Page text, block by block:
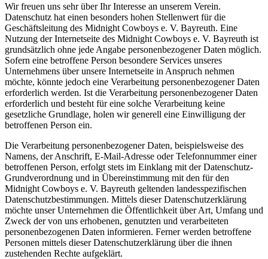
Wir freuen uns sehr über Ihr Interesse an unserem Verein.
Datenschutz hat einen besonders hohen Stellenwert für die
Geschäftsleitung des Midnight Cowboys e. V. Bayreuth. Eine
Nutzung der Internetseite des Midnight Cowboys e. V. Bayreuth ist
grundsätzlich ohne jede Angabe personenbezogener Daten möglich.
Sofern eine betroffene Person besondere Services unseres
Unternehmens über unsere Internetseite in Anspruch nehmen
möchte, könnte jedoch eine Verarbeitung personenbezogener Daten
erforderlich werden. Ist die Verarbeitung personenbezogener Daten
erforderlich und besteht für eine solche Verarbeitung keine
gesetzliche Grundlage, holen wir generell eine Einwilligung der
betroffenen Person ein.
Die Verarbeitung personenbezogener Daten, beispielsweise des
Namens, der Anschrift, E-Mail-Adresse oder Telefonnummer einer
betroffenen Person, erfolgt stets im Einklang mit der Datenschutz-
Grundverordnung und in Übereinstimmung mit den für den
Midnight Cowboys e. V. Bayreuth geltenden landesspezifischen
Datenschutzbestimmungen. Mittels dieser Datenschutzerklärung
möchte unser Unternehmen die Öffentlichkeit über Art, Umfang und
Zweck der von uns erhobenen, genutzten und verarbeiteten
personenbezogenen Daten informieren. Ferner werden betroffene
Personen mittels dieser Datenschutzerklärung über die ihnen
zustehenden Rechte aufgeklärt.